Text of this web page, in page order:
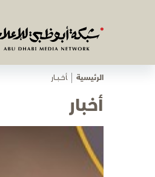
الرئيسية ﺄﺧـــﺒـــﺎر
أخبار